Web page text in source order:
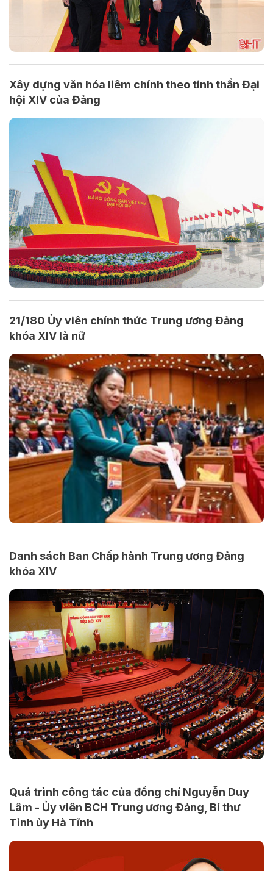
Xây dựng văn hóa liêm chính theo tinh thần Đại
hội XIV của Đảng
21/180 Ủy viên chính thức Trung ương Đảng
khóa XIV là nữ
Danh sách Ban Chấp hành Trung ương Đảng
khóa XIV
Quá trình công tác của đồng chí Nguyễn Duy
Lâm - Ủy viên BCH Trung ương Đảng, Bí thư
Tỉnh ủy Hà Tĩnh